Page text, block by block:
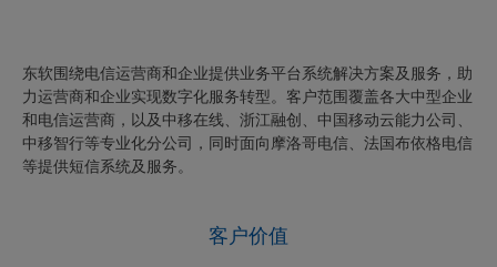
东软围绕电信运营商和企业提供业务平台系统解决方案及服务，助
力运营商和企业实现数字化服务转型。客户范围覆盖各大中型企业
和电信运营商，以及中移在线、浙江融创、中国移动云能力公司、
中移智行等专业化分公司，同时面向摩洛哥电信、法国布依格电信
等提供短信系统及服务。
客户价值